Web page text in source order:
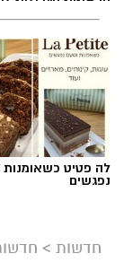
לה פטיט כשאומנות
נפגשים
חדשות >